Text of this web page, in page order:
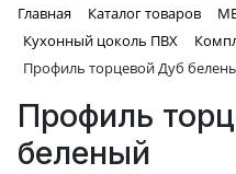
Главная Каталог товаров
Кухонный цоколь ПВХ
Профиль торцевой Дуб
Профиль
беленый